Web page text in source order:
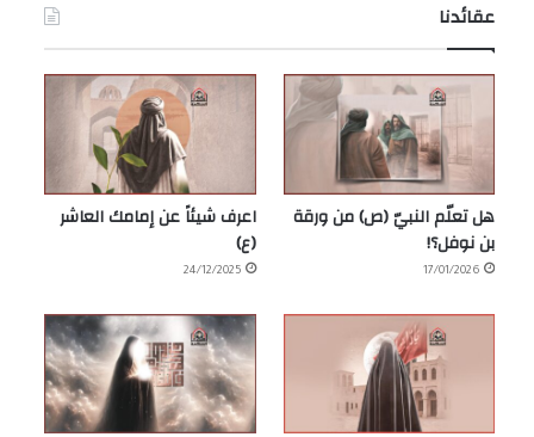
عقائدنا
هل تعلّم النبيّ (ص) من ورقة
بن نوفل؟!
17/01/2026
اعرف شيئاً عن إمامك العاشر
(ع)
24/12/2025